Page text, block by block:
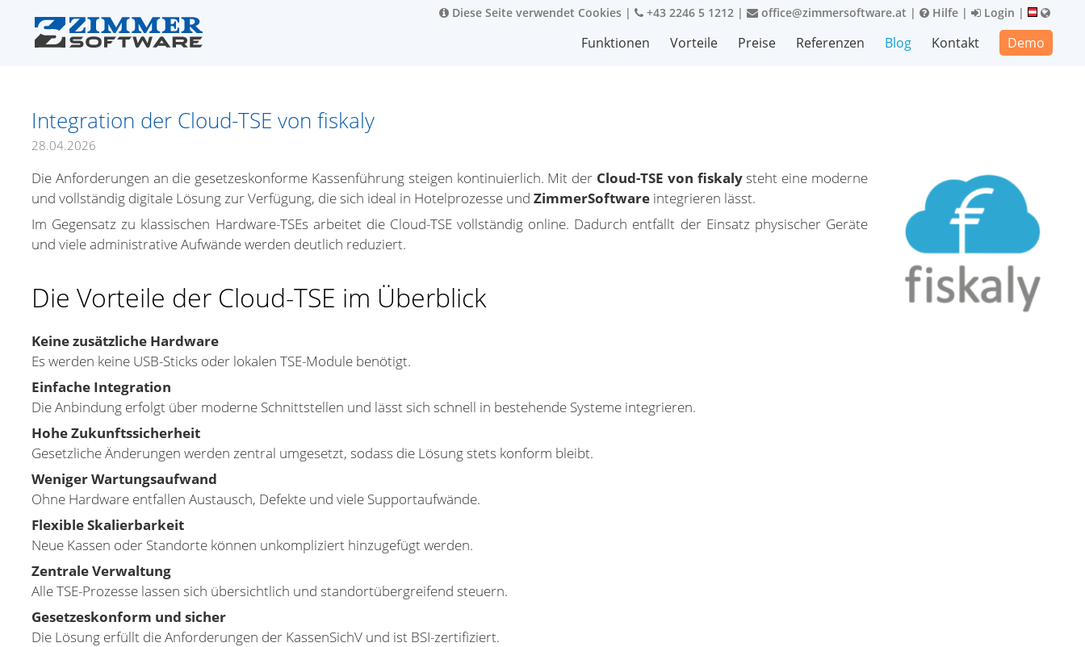
Diese Seite verwendet Cookies | +43 2246 5 1212 | office@zimmersoftware.at | Hilfe | Login |
Funktionen Vorteile Preise Referenzen Blog Kontakt Demo
Integration der Cloud-TSE von fiskaly
28.04.2026
Die Anforderungen an die gesetzeskonforme Kassenführung steigen kontinuierlich. Mit der Cloud-TSE von fiskalysteht eine moderne
und vollständig digitale Lösung zur Verfügung, die sich ideal in Hotelprozesse und ZimmerSoftware integrieren lässt.
Im Gegensatz zu klassischen Hardware-TSEs arbeitet die Cloud-TSE vollständig online. Dadurch entfällt der Einsatz physischer Geräte
und viele administrative Aufwände werden deutlich reduziert.
Die Vorteile der Cloud-TSE im Überblick
Keine zusätzliche Hardware
Es werden keine USB-Sticks oder lokalen TSE-Module benötigt.
Einfache Integration
Die Anbindung erfolgt über moderne Schnittstellen und lässt sich schnell in bestehende Systeme integrieren.
Hohe Zukunftssicherheit
Gesetzliche Änderungen werden zentral umgesetzt, sodass die Lösung stets konform bleibt.
Weniger Wartungsaufwand
Ohne Hardware entfallen Austausch, Defekte und viele Supportaufwände.
Flexible Skalierbarkeit
Neue Kassen oder Standorte können unkompliziert hinzugefügt werden.
Zentrale Verwaltung
Alle TSE-Prozesse lassen sich übersichtlich und standortübergreifend steuern.
Gesetzeskonform und sicher
Die Lösung erfüllt die Anforderungen der KassenSichV und ist BSI-zertifiziert.